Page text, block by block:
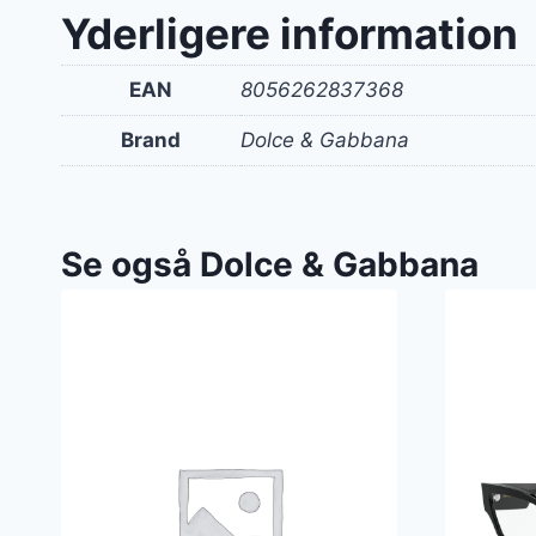
Yderligere information
EAN 8056262837368
Brand Dolce & Gabbana
Se også Dolce & Gabbana